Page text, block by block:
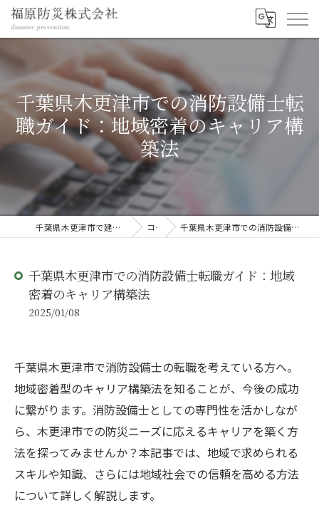
千葉県木更津市での消防設備士転
職ガイド：地域密着のキャリア構
築法
千葉県木更津市で建設の求人なら福原防災株式会社 コラム 千葉県木更津市での消防設備士転職ガイド：地域密着のキャリア構築法
千葉県木更津市での消防設備士転職ガイド：地域
密着のキャリア構築法
2025/01/08
千葉県木更津市で消防設備士の転職を考えている方へ。
地域密着型のキャリア構築法を知ることが、今後の成功
に繋がります。消防設備士としての専門性を活かしなが
ら、木更津市での防災ニーズに応えるキャリアを築く方
法を探ってみませんか？本記事では、地域で求められる
スキルや知識、さらには地域社会での信頼を高める方法
について詳しく解説します。